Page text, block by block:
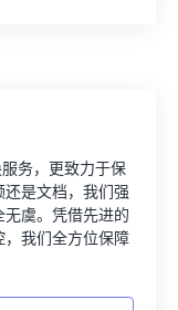
务，更致力于保
是文档，我们强
虞。凭借先进的
我们全方位保障